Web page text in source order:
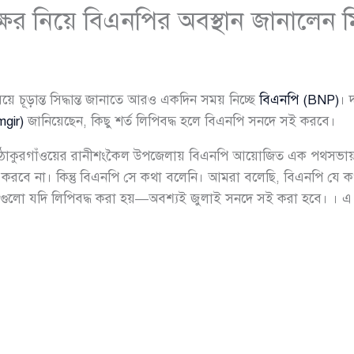
নিয়ে বিএনপির অবস্থান জানালেন
চূড়ান্ত সিদ্ধান্ত জানাতে আরও একদিন সময় নিচ্ছেবিএনপি (BNP)।
জানিয়েছেন, কিছু শর্ত লিপিবদ্ধ হলে বিএনপি সনদে সই করবে।
রানীশংকৈল উপজেলায় বিএনপি আয়োজিত এক
না। কিন্তু বিএনপি সে কথা বলেনি। আমরা বলেছি, বিএনপি যে
যদি লিপিবদ্ধ করা হয়—অবশ্যই জুলাই সনদে সই করা হবে। । এ